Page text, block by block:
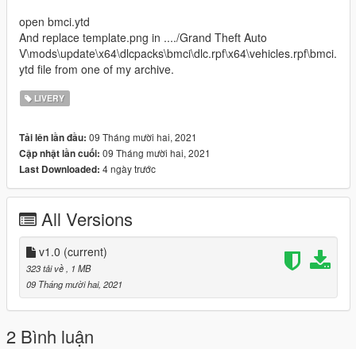
open bmci.ytd
And replace template.png in ..../Grand Theft Auto
V\mods\update\x64\dlcpacks\bmci\dlc.rpf\x64\vehicles.rpf\bmci.
ytd file from one of my archive.
LIVERY
Tải lên lần đầu: 09 Tháng mười hai, 2021
Cập nhật lần cuối: 09 Tháng mười hai, 2021
Last Downloaded: 4 ngày trước
All Versions
v1.0 (current)
323 tải về
, 1 MB
09 Tháng mười hai, 2021
2 Bình luận